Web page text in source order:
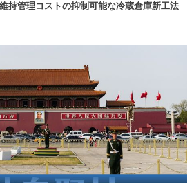
持管理コストの抑制可能な冷蔵倉庫新工法